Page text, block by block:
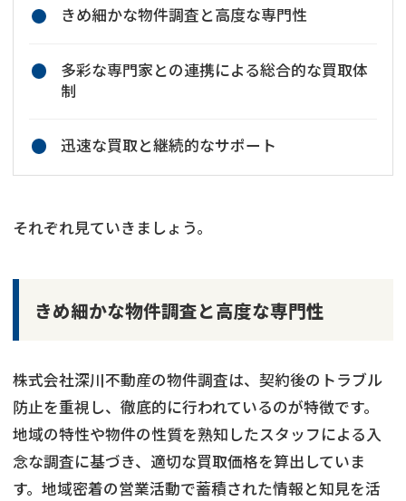
きめ細かな物件調査と高度な専門性
多彩な専門家との連携による総合的な買取体
制
迅速な買取と継続的なサポート
それぞれ見ていきましょう。
きめ細かな物件調査と高度な専門性
株式会社深川不動産の物件調査は、契約後のトラブル
防止を重視し、徹底的に行われているのが特徴です。
地域の特性や物件の性質を熟知したスタッフによる入
念な調査に基づき、適切な買取価格を算出していま
す。地域密着の営業活動で蓄積された情報と知見を活